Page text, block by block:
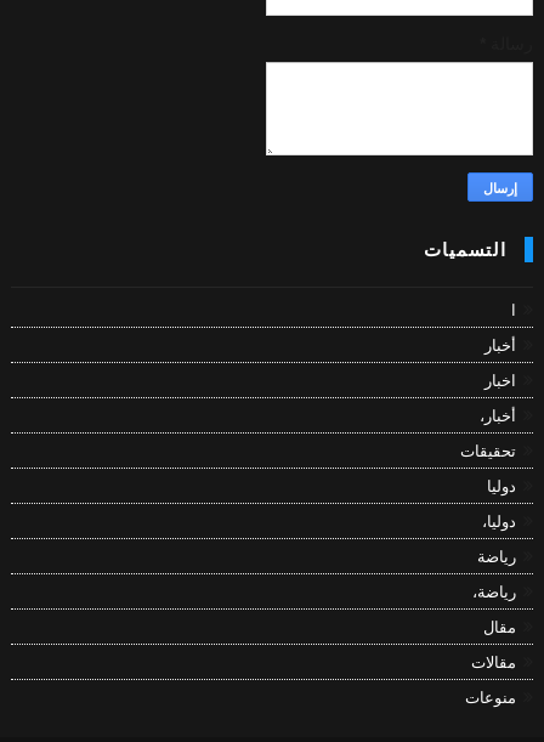
التسميات
أخبار
اخبار
أخبار،
تحقيقات
دوليا
دوليا،
رياضة
رياضة،
مقال
مقالات
منوعات